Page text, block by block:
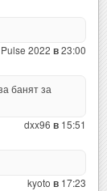
2022 в23:00
банят за
dxx96 в 15:51
kyoto в 17:23